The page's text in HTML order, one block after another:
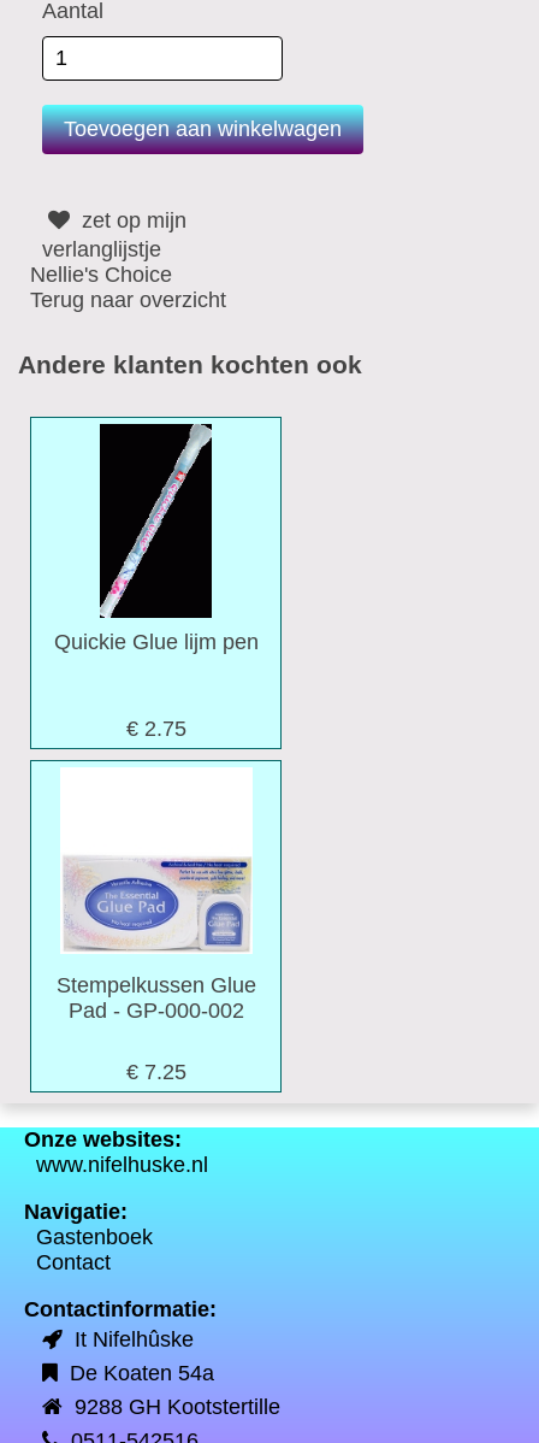
Aantal
zet op mijn
verlanglijstje
Nellie's Choice
Terug naar overzicht
Andere klanten kochten ook
Quickie Glue lijm pen
€ 2.75
Stempelkussen Glue
Pad - GP-000-002
€ 7.25
Onze websites:
www.nifelhuske.nl
Navigatie:
Gastenboek
Contact
Contactinformatie:
It Nifelhûske
De Koaten 54a
9288 GH Kootstertille